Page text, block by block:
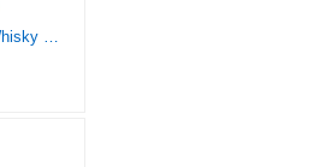
Glenfiddich 12 años Whisky escocés de malta, 70cl